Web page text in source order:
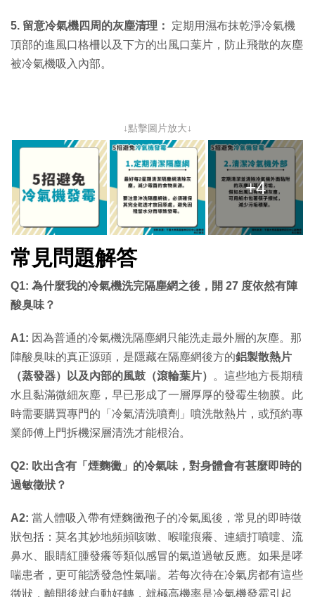
5. 留意冷氣機四周的灰塵清理：
定期用濕布抹乾淨冷氣機
頂部的進風口格柵以及下方的出風口葉片，防止飛散的灰塵
被冷氣機吸入內部。
↓點擊圖片放大↓
+4
常見問題解答
Q1: 為什麼我的冷氣機洗完隔塵網之後，開 27 度依然有陣
酸臭味？
A1: 因為普通的冷氣機洗隔塵網只能洗走最外層的灰塵。那
陣酸臭味的真正源頭，是隱藏在隔塵網後方的鋁製散熱片
（蒸發器）以及內部的風鼓（滾輪葉片）
。這些地方長期積
水且黏滿微細灰塵，早已形成了一層厚厚的發霉生物膜。此
時需要購買專門的「冷氣清洗噴劑」噴洗散熱片，或預約專
業師傅上門拆機深層清洗才能根治。
Q2: 吹出含有「煙麴黴」的冷氣味，對身體會有甚麼即時的
過敏徵狀？
A2: 當人體吸入帶有煙麴黴孢子的冷氣風後，常見的即時徵
狀包括：莫名其妙地頻頻咳嗽、喉嚨痕癢、連續打噴嚏、流
鼻水、眼睛紅腫發癢等類似感冒的氣道過敏反應。如果是哮
喘患者，更可能誘發急性氣喘。若每次待在冷氣房都有這些
徵狀，離開後就自動好轉，就極高機率是冷氣機發霉引起